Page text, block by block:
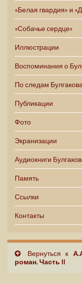
«Белая гвардия» и
«Собачье сердце»
Иллюстрации
Воспоминания о
По следам
Публикации
Фото
Экранизации
Аудиокниги
Память
Ссылки
Контакты
Вернуться к
роман. Часть II